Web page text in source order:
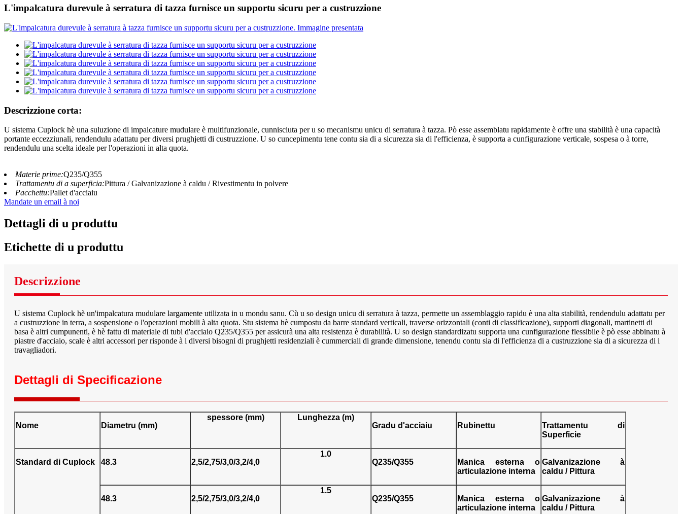
L'impalcatura durevule à serratura di tazza furnisce un supportu sicuru per a custruzzione
Descrizzione corta:
U sistema Cuplock hè una suluzione di impalcature mudulare è multifunzionale, cunnisciuta per u so mecanismu unicu di serratura à tazza. Pò esse assemblatu rapidamente è offre una stabilità è una capacità
portante eccezziunali, rendendulu adattatu per diversi prughjetti di custruzzione. U so cuncepimentu tene contu sia di a sicurezza sia di l'efficienza, è supporta a cunfigurazione verticale, sospesa o à torre,
rendendulu una scelta ideale per l'operazioni in alta quota.
Materie prime:Q235/Q355
Trattamentu di a superficia:Pittura / Galvanizazione à caldu / Rivestimentu in polvere
Pacchettu:Pallet d'acciaiu
Mandate un email à noi
Dettagli di u produttu
Etichette di u produttu
Descrizzione
U sistema Cuplock hè un'impalcatura mudulare largamente utilizata in u mondu sanu. Cù u so design unicu di serratura à tazza, permette un assemblaggio rapidu è una alta stabilità, rendendulu adattatu per
a custruzzione in terra, a sospensione o l'operazioni mobili à alta quota. Stu sistema hè cumpostu da barre standard verticali, traverse orizzontali (conti di classificazione), supporti diagonali, martinetti di
basa è altri cumpunenti, è hè fattu di materiale di tubi d'acciaio Q235/Q355 per assicurà una alta resistenza è durabilità. U so design standardizatu supporta una cunfigurazione flessibile è pò esse abbinatu à
piastre d'acciaio, scale è altri accessori per risponde à i diversi bisogni di prughjetti residenziali è cummerciali di grande dimensione, tenendu contu sia di l'efficienza di a custruzzione sia di a sicurezza di i
travagliadori.
Dettagli di Specificazione
Nome Diametru (mm)
spessore (mm)
Lunghezza (m)
Gradu d'acciaiu
Rubinettu
Trattamentu di
Superficie
Standard di Cuplock 48.3 2,5/2,75/3,0/3,2/4,0
1.0
Q235/Q355
Manica esterna o
articulazione interna
Galvanizazione à
caldu / Pittura
48.3 2,5/2,75/3,0/3,2/4,0
1.5
Q235/Q355
Manica esterna o
articulazione interna
Galvanizazione à
caldu / Pittura